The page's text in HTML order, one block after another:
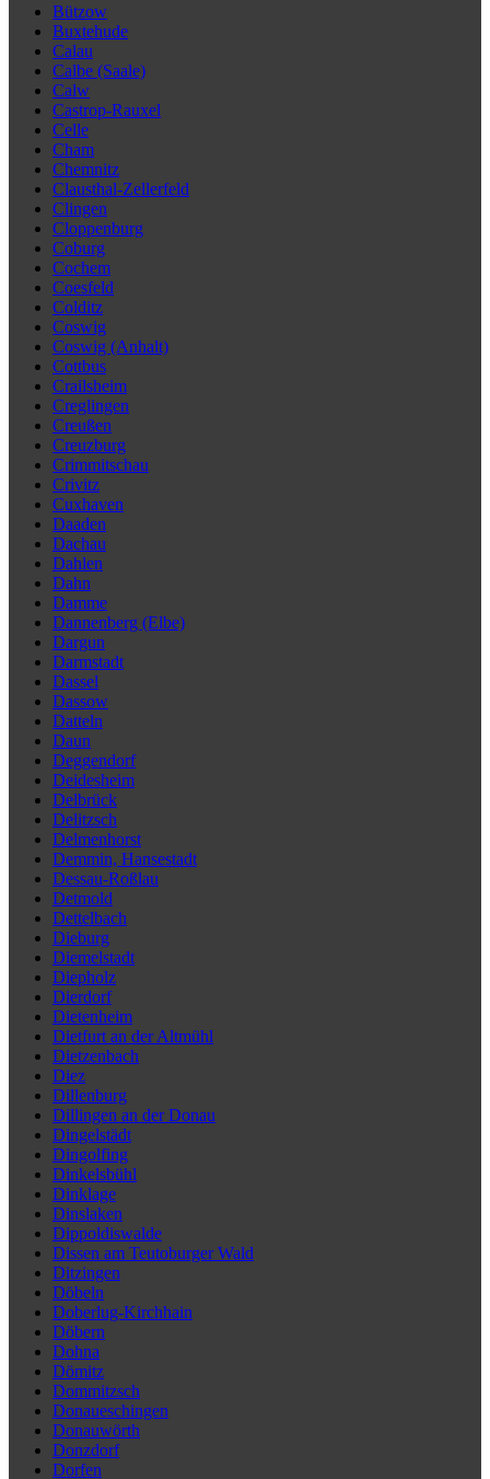
Bützow
Buxtehude
Calau
Calbe (Saale)
Calw
Castrop-Rauxel
Celle
Cham
Chemnitz
Clausthal-Zellerfeld
Clingen
Cloppenburg
Coburg
Cochem
Coesfeld
Colditz
Coswig
Coswig (Anhalt)
Cottbus
Crailsheim
Creglingen
Creußen
Creuzburg
Crimmitschau
Crivitz
Cuxhaven
Daaden
Dachau
Dahlen
Dahn
Damme
Dannenberg (Elbe)
Dargun
Darmstadt
Dassel
Dassow
Datteln
Daun
Deggendorf
Deidesheim
Delbrück
Delitzsch
Delmenhorst
Demmin, Hansestadt
Dessau-Roßlau
Detmold
Dettelbach
Dieburg
Diemelstadt
Diepholz
Dierdorf
Dietenheim
Dietfurt an der Altmühl
Dietzenbach
Diez
Dillenburg
Dillingen an der Donau
Dingelstädt
Dingolfing
Dinkelsbühl
Dinklage
Dinslaken
Dippoldiswalde
Dissen am Teutoburger Wald
Ditzingen
Döbeln
Doberlug-Kirchhain
Döbern
Dohna
Dömitz
Dommitzsch
Donaueschingen
Donauwörth
Donzdorf
Dorfen